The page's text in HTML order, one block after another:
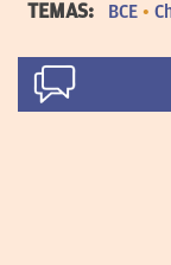
TEMAS: BCE